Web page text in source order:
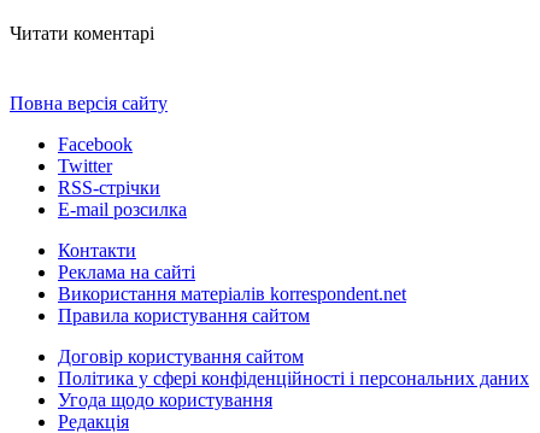
Читати коментарі
Повна версія сайту
Facebook
Twitter
RSS-стрічки
E-mail розсилка
Контакти
Реклама на сайті
Використання матеріалів korrespondent.net
Правила користування сайтом
Договір користування сайтом
Політика у сфері конфіденційності і персональних даних
Угода щодо користування
Редакція